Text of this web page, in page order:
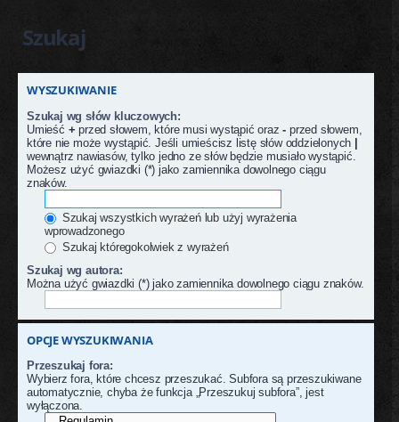
Szukaj
WYSZUKIWANIE
Szukaj wg słów kluczowych:
Umieść + przed słowem, które musi wystąpić oraz- przed słowem,
które nie może wystąpić. Jeśli umieścisz listę słów oddzielonych |
wewnątrz nawiasów, tylko jedno ze słów będzie musiało wystąpić.
Możesz użyć gwiazdki (*) jako zamiennika dowolnego ciągu
znaków.
Szukaj wszystkich wyrażeń lub użyj wyrażenia
wprowadzonego
Szukaj któregokolwiek z wyrażeń
Szukaj wg autora:
Można użyć gwiazdki (*) jako zamiennika dowolnego ciągu znaków.
OPCJE WYSZUKIWANIA
Przeszukaj fora:
Wybierz fora, które chcesz przeszukać. Subfora są przeszukiwane
automatycznie, chyba że funkcja „Przeszukuj subfora”, jest
wyłączona.